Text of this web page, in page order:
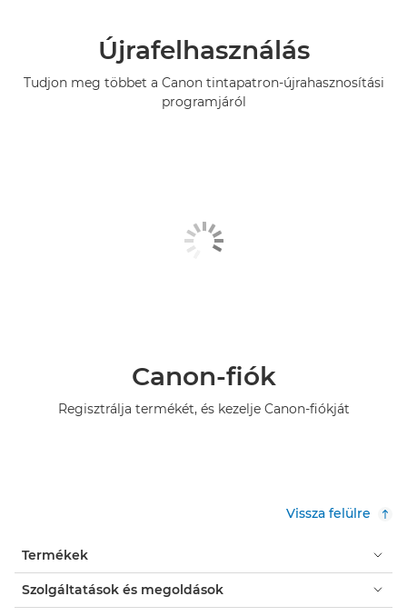
Újrafelhasználás
Tudjon meg többet a Canon tintapatron-újrahasznosítási
programjáról
Canon-fiók
Regisztrálja termékét, és kezelje Canon-fiókját
Vissza felülre
Termékek
Szolgáltatások és megoldások